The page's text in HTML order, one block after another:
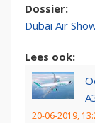
Dossier:
Dubai Air
Lees ook:
20-06-2019,